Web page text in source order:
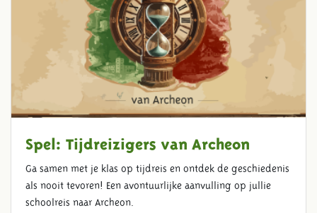
Spel: Tijdreizigers van Archeon
Ga samen met je klas op tijdreis en ontdek de geschiedenis
als nooit tevoren! Een avontuurlijke aanvulling op jullie
schoolreis naar Archeon.